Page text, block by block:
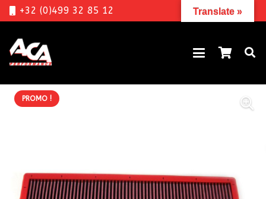
+32 (0)499 32 85 12
PROMO !
Translate »